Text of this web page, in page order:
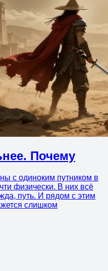
Почему
с одиноким путником в
физически. В них всё
путь. И рядом с этим
слишком